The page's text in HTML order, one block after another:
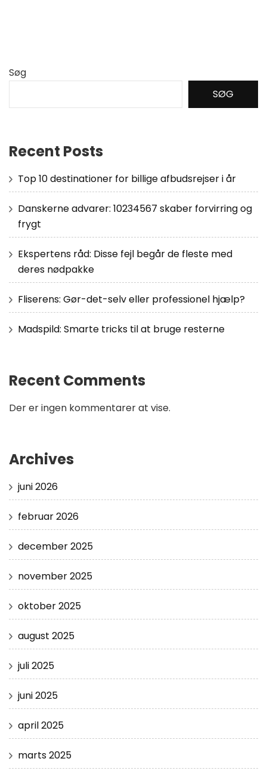
Søg
SØG
Recent Posts
Top 10 destinationer for billige afbudsrejser i år
Danskerne advarer: 10234567 skaber forvirring og
frygt
Ekspertens råd: Disse fejl begår de fleste med
deres nødpakke
Fliserens: Gør-det-selv eller professionel hjælp?
Madspild: Smarte tricks til at bruge resterne
Recent Comments
Der er ingen kommentarer at vise.
Archives
juni 2026
februar 2026
december 2025
november 2025
oktober 2025
august 2025
juli 2025
juni 2025
april 2025
marts 2025